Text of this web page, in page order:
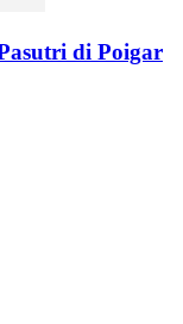
di Poigar